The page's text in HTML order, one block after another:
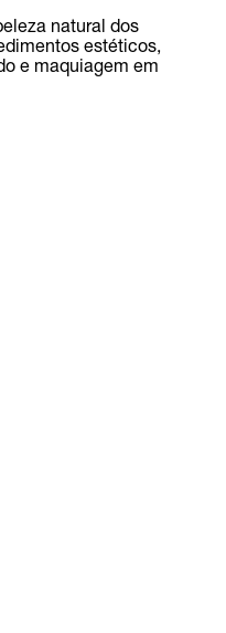
natural dos
estéticos,
e maquiagem em